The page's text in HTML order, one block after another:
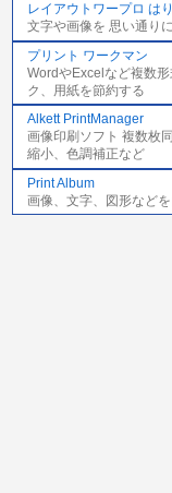
レイアウトワープロ は
文字や画像を 思い通り
プリント ワークマン
WordやExcelなど複数
ク、用紙を節約する
Alkett PrintManager
画像印刷ソフト 複数枚
縮小、色調補正など
Print Album
画像、文字、図形など